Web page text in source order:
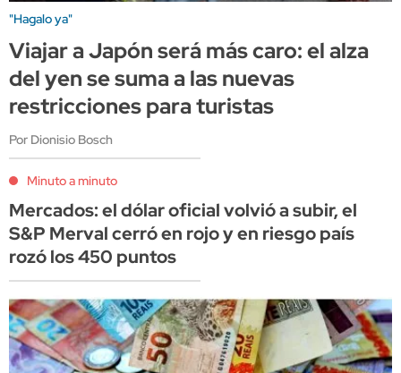
"Hagalo ya"
Viajar a Japón será más caro: el alza
del yen se suma a las nuevas
restricciones para turistas
Por Dionisio Bosch
Minuto a minuto
Mercados: el dólar oficial volvió a subir, el
S&P Merval cerró en rojo y en riesgo país
rozó los 450 puntos